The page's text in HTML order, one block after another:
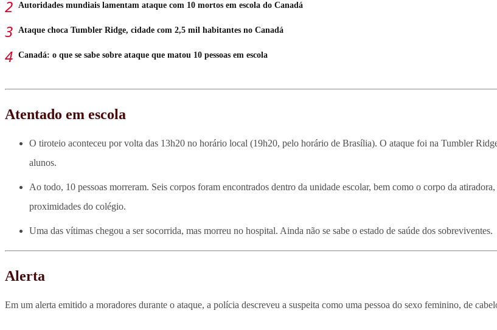
Autoridades mundiais lamentam ataque com 10 mortos em escola do Canadá
Ataque choca Tumbler Ridge, cidade com 2,5 mil habitantes no Canadá
Canadá: o que se sabe sobre ataque que matou 10 pessoas em escola
Atentado em escola
O tiroteio aconteceu por volta das 13h20 no horário local (19h20, pelo horário de Brasília). O ataque foi na Tumbler
alunos.
Ao todo, 10 pessoas morreram. Seis corpos foram encontrados dentro da unidade escolar, bem como o corpo da
proximidades do colégio.
Uma das vítimas chegou a ser socorrida, mas morreu no hospital. Ainda não se sabe o estado de saúde dos sobreviventes.
Alerta
Em um alerta emitido a moradores durante o ataque, a polícia descreveu a suspeita como uma pessoa do sexo feminino, de